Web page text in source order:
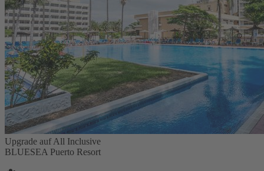
Upgrade auf All Inclusive
BLUESEA Puerto Resort